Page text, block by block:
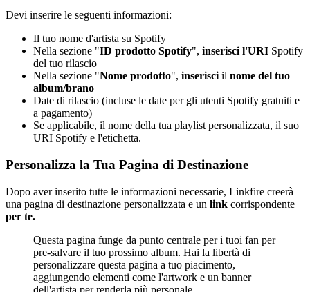
Devi inserire le seguenti informazioni:
Il tuo nome d'artista su Spotify
Nella sezione "ID prodotto Spotify", inserisci l'URI Spotify
del tuo rilascio
Nella sezione "Nome prodotto", inserisci il nome del tuo
album/brano
Date di rilascio (incluse le date per gli utenti Spotify gratuiti e
a pagamento)
Se applicabile, il nome della tua playlist personalizzata, il suo
URI Spotify e l'etichetta.
Personalizza la Tua Pagina di Destinazione
Dopo aver inserito tutte le informazioni necessarie, Linkfire creerà
una pagina di destinazione personalizzata e un link corrispondente
per te.
Questa pagina funge da punto centrale per i tuoi fan per
pre-salvare il tuo prossimo album. Hai la libertà di
personalizzare questa pagina a tuo piacimento,
aggiungendo elementi come l'artwork e un banner
dell'artista per renderla più personale.